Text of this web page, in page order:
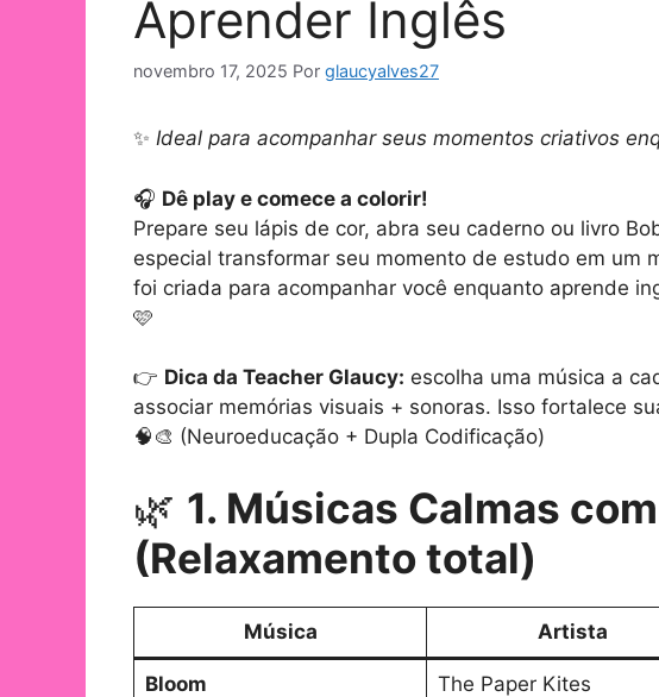
Aprender Inglês
novembro 17, 2025 Por glaucyalves27
✨ Ideal para acompanhar seus momentos criativos
🎧 Dê play e comece a colorir!
Prepare seu lápis de cor, abra seu caderno ou livro
especial transformar seu momento de estudo em um
foi criada para acompanhar você enquanto
🩷
👉 Dica da Teacher Glaucy: escolha uma música a
associar memórias visuais + sonoras. Isso fortalece
🧠🎨 (Neuroeducação + Dupla Codificação)
🌿 1. Músicas Calmas
(Relaxamento total)
Música Artista
Bloom The Paper Kites